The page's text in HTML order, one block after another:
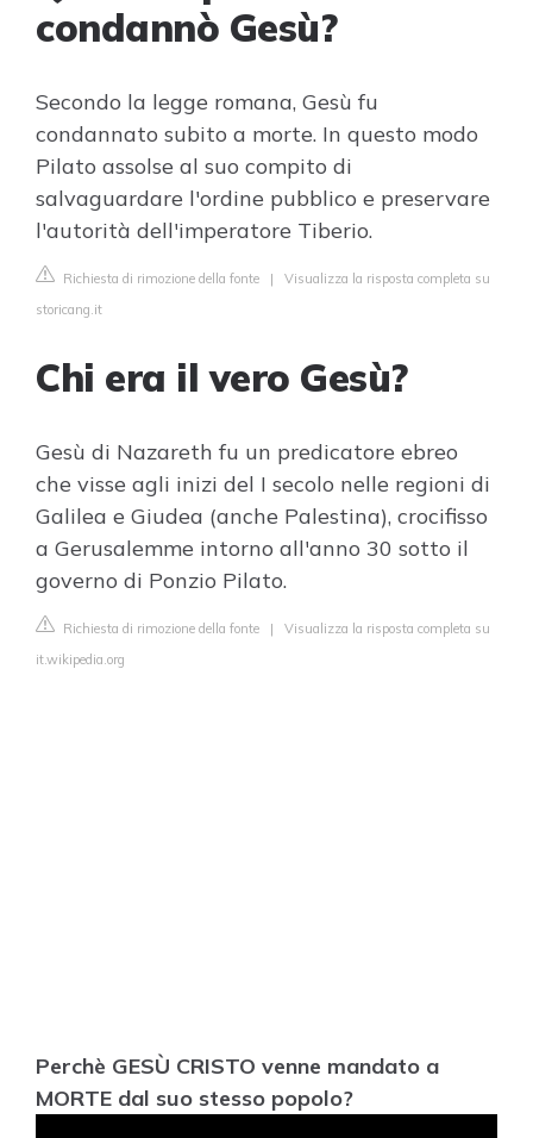
condannò Gesù?
Secondo la legge romana, Gesù fu
condannato subito a morte. In questo modo
Pilato assolse al suo compito di
salvaguardare l'ordine pubblico e preservare
l'autorità dell'imperatore Tiberio.
Richiesta di rimozione della fonte | Visualizza la risposta completa su
storicang.it
Chi era il vero Gesù?
Gesù di Nazareth fu un predicatore ebreo
che visse agli inizi del I secolo nelle regioni di
Galilea e Giudea (anche Palestina), crocifisso
a Gerusalemme intorno all'anno 30 sotto il
governo di Ponzio Pilato.
Richiesta di rimozione della fonte | Visualizza la risposta completa su
it.wikipedia.org
Perchè GESÙ CRISTO venne mandato a
MORTE dal suo stesso popolo?